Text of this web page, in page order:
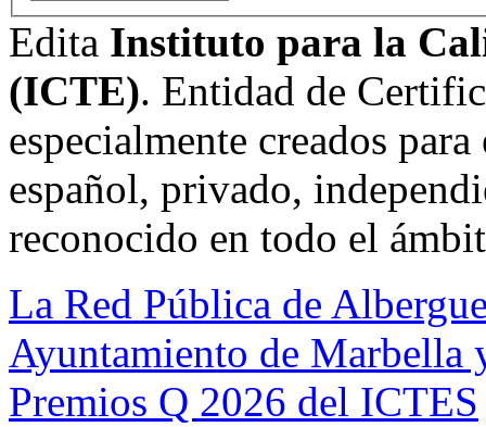
Edita Instituto para la
(ICTE). Entidad de
especialmente creados
español, privado,
reconocido en todo el
La Red Pública de
Ayuntamiento de Marbella
Premios Q 2026 del ICTES